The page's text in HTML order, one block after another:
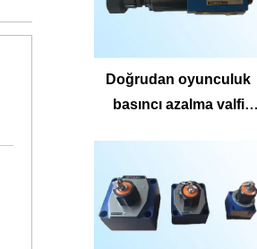
Doğrudan oyunculuk
basıncı azalma valfi